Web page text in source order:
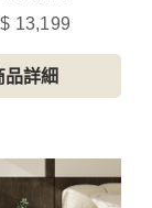
櫃-4
13,199
品詳細